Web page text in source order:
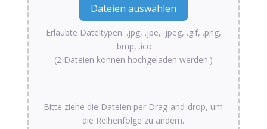
Erlaubte Dateitypen: .jpg, .jpe, .jpeg, .gif, .png,
.bmp, .ico
(2 Dateien können hochgeladen werden.)
Bitte ziehe die Dateien per Drag-and-drop, um
die Reihenfolge zu ändern.